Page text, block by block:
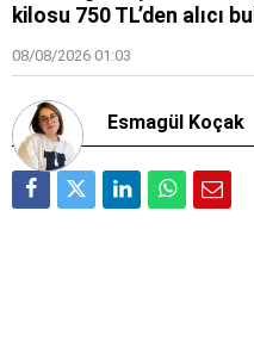
kilosu 750 TL’den alıcı
08/08/2026 01:03
Esmagül Koçak